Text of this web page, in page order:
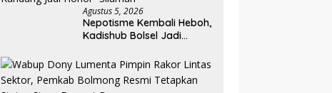
Agustus 5, 2026
Nepotisme Kembali Heboh,
Kadishub Bolsel Jadi
Anak Kandung Jadi Honor
“Siluman”